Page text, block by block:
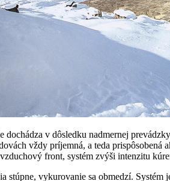
dochádza v dôsledku nadmernej
vždy príjemná, a teda
front, systém zvýši intenzitu
stúpne, vykurovanie sa obmedzí.